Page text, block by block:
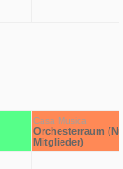
Casa Musica
Orchesterraum
Mitglieder)